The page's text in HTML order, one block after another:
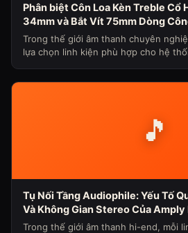
Phân biệt Côn Loa Kèn Treble Cổ
34mm và Bắt Vít 75mm Dòng
Hùng Audio (Chủ đề loa máy
Trong thế giới âm thanh chuyên
lựa chọn linh kiện phù hợp cho hệ
🎵
Tụ Nối Tầng Audiophile: Yếu Tố
Và Không Gian Stereo Của Amply
Nhìn Chuyên Gia Từ Bảo Hùng
Trong thế giới âm thanh hi-end, mỗi